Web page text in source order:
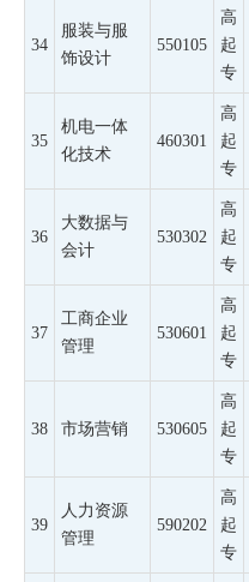
34
服装与服
饰设计
550105
高
起
专
35
机电一体
化技术
460301
高
起
专
36
大数据与
会计
530302
高
起
专
37
工商企业
管理
530601
高
起
专
38 市场营销 530605
高
起
专
39
人力资源
管理
590202
高
起
专